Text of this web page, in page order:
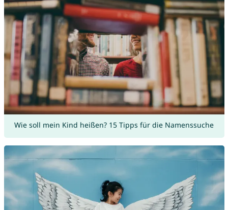
Wie soll mein Kind heißen? 15 Tipps für die Namenssuche